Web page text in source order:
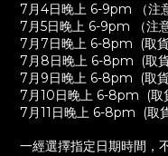
7月4日晚上 6-9pm （注
7月5日晚上 6-9pm （注
7月7日晚上 6-8pm (取貨
7月8日晚上 6-8pm
(取
7月9日晚上 6-8pm
(取
7月10日晚上 6-8pm (取
7月11 日晚上 6-8pm (取
一經選擇指定日期時間，